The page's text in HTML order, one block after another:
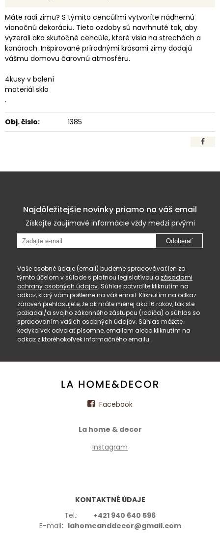
Máte radi zimu? S týmito cencúľmi vytvoríte nádhernú
vianočnú dekoráciu. Tieto ozdoby sú navrhnuté tak, aby
vyzerali ako skutočné cencúle, ktoré visia na strechách a
konároch. Inšpirované prírodnými krásami zimy dodajú
vášmu domovu čarovnú atmosféru.
4kusy v balení
materiál sklo
.
Obj. čislo: 1385
Najdôležitejšie novinky priamo na váš email
Získajte zaujímavé informácie vždy medzi prvými
Odoberať
Vaše osobné údaje (email) budeme spracovávať len za
týmto účelom v súlade s platnou legislatívou a zásadami
ochrany osobných údajov. Súhlas potvrdíte kliknutím na
odkaz, ktorý vám pošleme na váš email. Kliknutím na odkaz
zároveň prehlasujete, že ak máte menej ako 16 rokov, tak ste
požiadal/a svojho zákonného zástupcu (rodiča) o súhlas so
spracovaním vašich osobných údajov. Súhlas môžete
kedykoľvek odvolať písomne, emailom alebo kliknutím na
odkaz z ktoréhokoľvek informačného emailu.
Facebook
La home & decor
Instagram
KONTAKTNÉ ÚDAJE
Tel.: +421 940 640 596
E-mail: lahomeanddecor@gmail.com